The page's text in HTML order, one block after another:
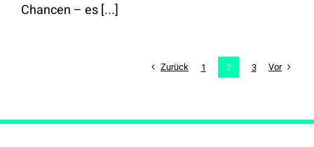
Chancen – es [...]
Zurück 1 2 3 Vor